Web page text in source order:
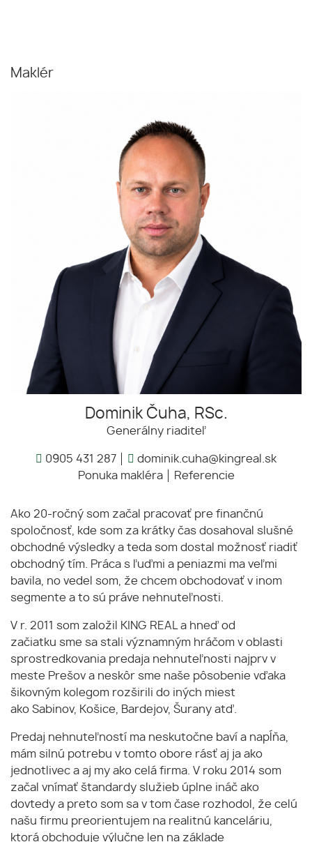
Maklér
Dominik Čuha, RSc.
Generálny riaditeľ
0905 431 287
dominik.cuha@kingreal.sk
Ponuka makléra
Referencie
Ako 20-ročný som začal pracovať pre finančnú
spoločnosť, kde som za krátky čas dosahoval slušné
obchodné výsledky a teda som dostal možnosť riadiť
obchodný tím. Práca s ľuďmi a peniazmi ma veľmi
bavila, no vedel som, že chcem obchodovať v inom
segmente a to sú práve nehnuteľnosti.
V r. 2011 som založil KING REAL a hneď od
začiatku sme sa stali významným hráčom v oblasti
sprostredkovania predaja nehnuteľnosti najprv v
meste Prešov a neskôr sme naše pôsobenie vďaka
šikovným kolegom rozširili do iných miest
ako Sabinov, Košice, Bardejov, Šurany atď.
Predaj nehnuteľností ma neskutočne baví a napĺňa,
mám silnú potrebu v tomto obore rásť aj ja ako
jednotlivec a aj my ako celá firma. V roku 2014 som
začal vnímať štandardy služieb úplne ináč ako
dovtedy a preto som sa v tom čase rozhodol, že celú
našu firmu preorientujem na realitnú kanceláriu,
ktorá obchoduje výlučne len na základe